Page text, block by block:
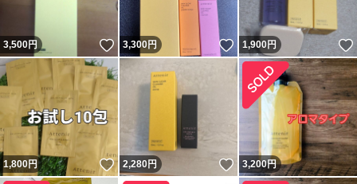
3,500円 いいね！
3,300円 いいね！
1,900円
1,800円 いいね！
2,280円 いいね！
3,200円